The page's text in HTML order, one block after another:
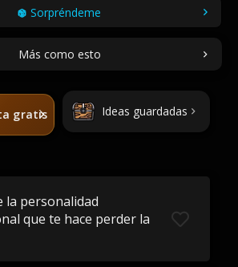
Sorpréndeme
Más como esto
gratis Ideas guardadas
la personalidad
que te hace perder la